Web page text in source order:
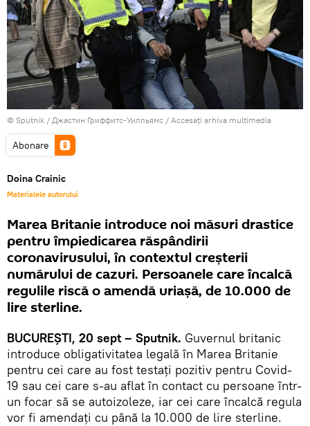
© Sputnik / Джастин Гриффитс-Уилльямс / Accesați arhiva multimedia
Abonare
Doina Crainic
Materialele autorului
Marea Britanie introduce noi măsuri drastice
pentru împiedicarea răspândirii
coronavirusului, în contextul creşterii
numărului de cazuri. Persoanele care încalcă
regulile riscă o amendă uriaşă, de 10.000 de
lire sterline.
BUCUREŞTI, 20 sept – Sputnik. Guvernul britanic
introduce obligativitatea legală în Marea Britanie
pentru cei care au fost testaţi pozitiv pentru Covid-
19 sau cei care s-au aflat în contact cu persoane într-
un focar să se autoizoleze, iar cei care încalcă regula
vor fi amendaţi cu până la 10.000 de lire sterline.